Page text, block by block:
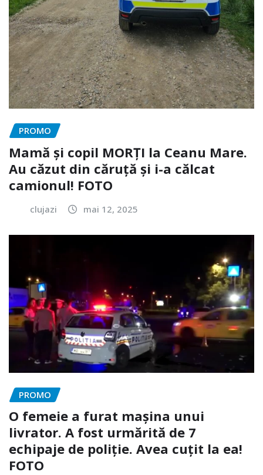
PROMO
Mamă și copil MORȚI la Ceanu Mare.
Au căzut din căruță și i-a călcat
camionul! FOTO
clujazi mai 12, 2025
PROMO
O femeie a furat mașina unui
livrator. A fost urmărită de 7
echipaje de poliție. Avea cuțit la ea!
FOTO